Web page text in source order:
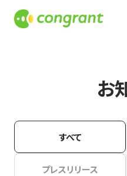
お
すべて
プレスリリース